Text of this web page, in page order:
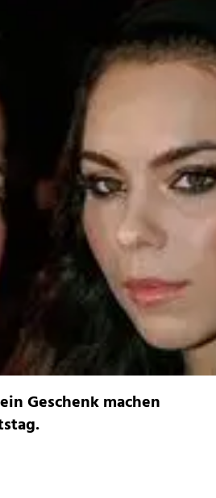
Geschenk machen